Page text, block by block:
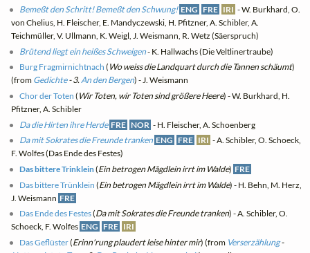
Bemeßt den Schritt! Bemeßt den Schwung! ENG FRE IRI - W. Burkhard, O.
von Chelius, H. Fleischer, E. Mandyczewski, H. Pfitzner, A. Schibler, A.
Teichmüller, V. Ullmann, K. Weigl, J. Weismann, R. Wetz (Säerspruch)
Brütend liegt ein heißes Schweigen- K. Hallwachs (Die Veltlinertraube)
Burg Fragmirnichtnach ( Wo weiss die Landquart durch die Tannen schäumt)
(from Gedichte- 3.An den Bergen) - J. Weismann
Chor der Toten ( Wir Toten, wir Toten sind größere Heere) - W. Burkhard, H.
Pfitzner, A. Schibler
Da die Hirten ihre Herde FRE NOR - H. Fleischer, A. Schoenberg
Da mit Sokrates die Freunde tranken ENG FRE IRI - A. Schibler, O. Schoeck,
F. Wolfes (Das Ende des Festes)
Das bittere Trinklein(Ein betrogen Mägdlein irrt im Walde) FRE
Das bittere Trünklein (Ein betrogen Mägdlein irrt im Walde) - H. Behn, M. Herz,
J. Weismann FRE
Das Ende des Festes(Da mit Sokrates die Freunde tranken) - A. Schibler, O.
Schoeck, F. Wolfes ENG FRE IRI
Das Geflüster(Erinn'rung plaudert leise hinter mir) (from Verserzählung-